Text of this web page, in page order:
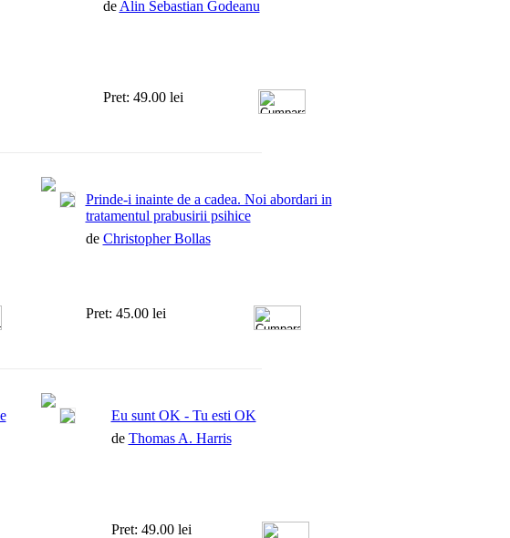
de Alin Sebastian Godeanu
Pret: 49.00 lei
Prinde-i inainte de a cadea. Noi abordari in
tratamentul prabusirii psihice
de Christopher Bollas
Pret: 45.00 lei
Eu sunt OK - Tu esti OK
de Thomas A. Harris
Pret: 49.00 lei